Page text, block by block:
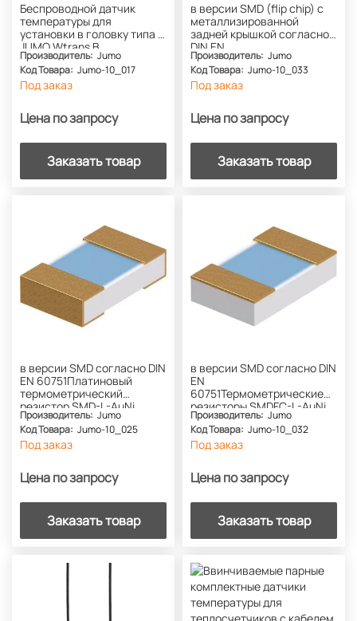
Беспроводной датчик
температуры для
установки в головку типа B
JUMO Wtrans B
Производитель: Jumo
Код Товара: Jumo-10_017
Под заказ
Цена по запросу
Заказать товар
в версии SMD (flip chip) с
металлизированной
задней крышкой согласно
DIN EN
60751Термометрические
резисторы SMDFCB-L-AuNi
Производитель: Jumo
Код Товара: Jumo-10_033
Под заказ
Цена по запросу
Заказать товар
в версии SMD согласно DIN
EN 60751Платиновый
термометрический
резистор SMD-L-AuNi
Производитель: Jumo
Код Товара: Jumo-10_025
Под заказ
Цена по запросу
Заказать товар
в версии SMD согласно DIN
EN
60751Термометрические
резисторы SMDFC-L-AuNi
Производитель: Jumo
Код Товара: Jumo-10_032
Под заказ
Цена по запросу
Заказать товар